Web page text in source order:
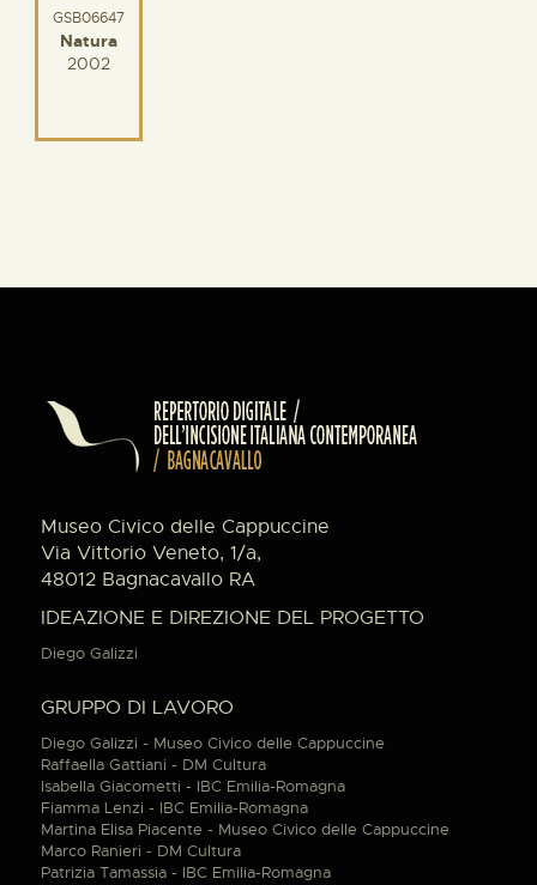
GSB06647
Natura
2002
Museo Civico delle Cappuccine
Via Vittorio Veneto, 1/a,
48012 Bagnacavallo RA
IDEAZIONE E DIREZIONE DEL PROGETTO
Diego Galizzi
GRUPPO DI LAVORO
Diego Galizzi - Museo Civico delle Cappuccine
Raffaella Gattiani - DM Cultura
Isabella Giacometti - IBC Emilia-Romagna
Fiamma Lenzi - IBC Emilia-Romagna
Martina Elisa Piacente - Museo Civico delle Cappuccine
Marco Ranieri - DM Cultura
Patrizia Tamassia - IBC Emilia-Romagna